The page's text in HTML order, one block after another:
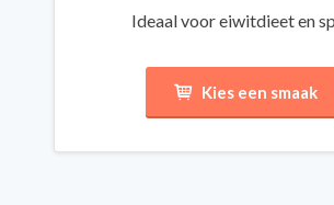
Ideaal voor eiwitdieet en
Kies een smaak